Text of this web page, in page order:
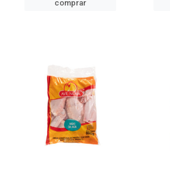
comprar